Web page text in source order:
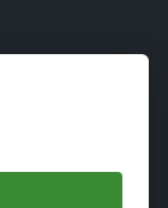
reservados.